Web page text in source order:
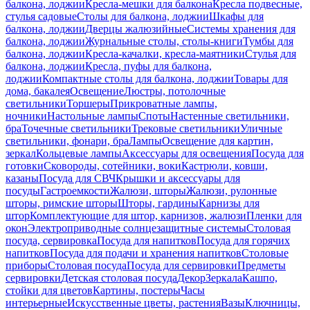
балкона, лоджииКресла-мешки для балконаКресла подвесные,
стулья садовыеСтолы для балкона, лоджииШкафы для
балкона, лоджииДверцы жалюзийныеСистемы хранения для
балкона, лоджииЖурнальные столы, столы-книгиТумбы для
балкона, лоджииКресла-качалки, кресла-маятникиСтулья для
балкона, лоджииКресла, пуфы для балкона,
лоджииКомпактные столы для балкона, лоджииТовары для
дома, бакалеяОсвещениеЛюстры, потолочные
светильникиТоршерыПрикроватные лампы,
ночникиНастольные лампыСпотыНастенные светильники,
браТочечные светильникиТрековые светильникиУличные
светильники, фонари, браЛампыОсвещение для картин,
зеркалКольцевые лампыАксессуары для освещенияПосуда для
готовкиСковороды, сотейники, вокиКастрюли, ковши,
казаныПосуда для СВЧКрышки и аксессуары для
посудыГастроемкостиЖалюзи, шторыЖалюзи, рулонные
шторы, римские шторыШторы, гардиныКарнизы для
шторКомплектующие для штор, карнизов, жалюзиПленки для
оконЭлектроприводные солнцезащитные системыСтоловая
посуда, сервировкаПосуда для напитковПосуда для горячих
напитковПосуда для подачи и хранения напитковСтоловые
приборыСтоловая посудаПосуда для сервировкиПредметы
сервировкиДетская столовая посудаДекорЗеркалаКашпо,
стойки для цветовКартины, постерыЧасы
интерьерныеИскусственные цветы, растенияВазыКлючницы,